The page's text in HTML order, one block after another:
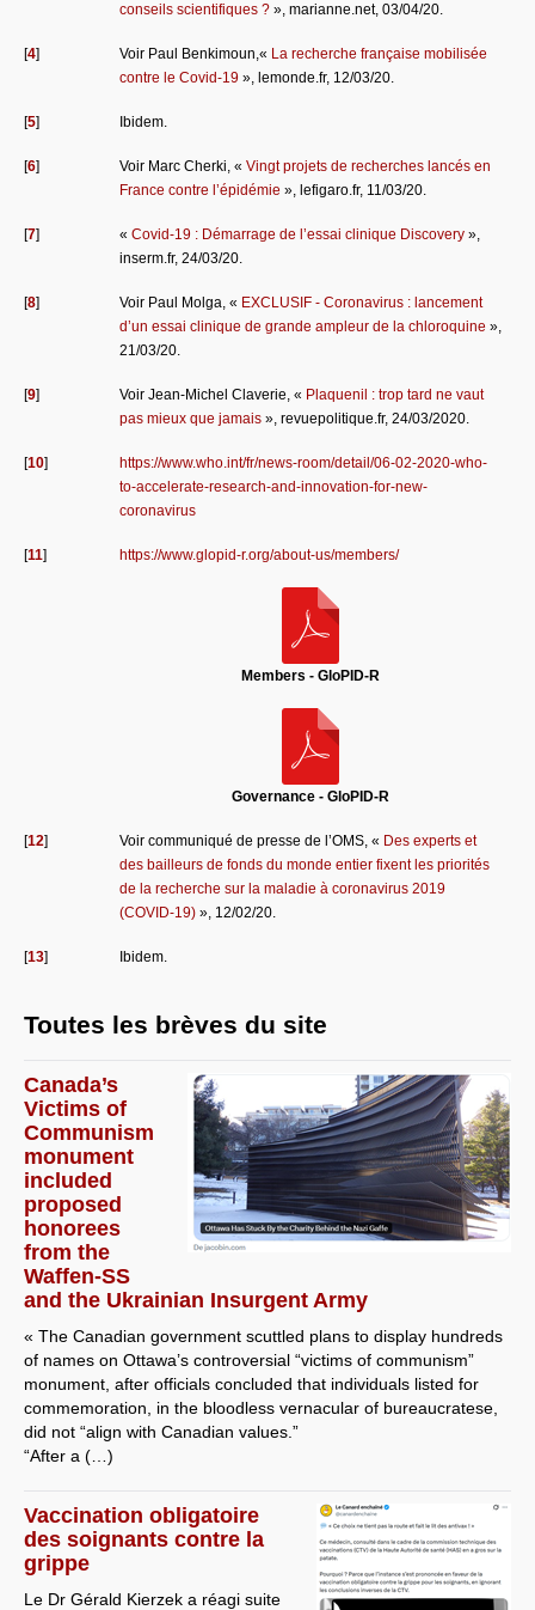
conseils scientifiques ? », marianne.net, 03/04/20.
[4] Voir Paul Benkimoun,« La recherche française mobilisée
contre le Covid-19 », lemonde.fr, 12/03/20.
[5] Ibidem.
[6] Voir Marc Cherki, « Vingt projets de recherches lancés en
France contre l’épidémie », lefigaro.fr, 11/03/20.
[7] « Covid-19 : Démarrage de l’essai clinique Discovery »,
inserm.fr, 24/03/20.
[8] Voir Paul Molga, « EXCLUSIF - Coronavirus : lancement
d’un essai clinique de grande ampleur de la chloroquine »,
21/03/20.
[9] Voir Jean-Michel Claverie, « Plaquenil : trop tard ne vaut
pas mieux que jamais », revuepolitique.fr, 24/03/2020.
[10]
https://www.who.int/fr/news-room/detail/06-02-2020-who-
to-accelerate-research-and-innovation-for-new-
coronavirus
[11] https://www.glopid-r.org/about-us/members/
Members - GloPID-R
Governance - GloPID-R
[12] Voir communiqué de presse de l’OMS, « Des experts et
des bailleurs de fonds du monde entier fixent les priorités
de la recherche sur la maladie à coronavirus 2019
(COVID-19) », 12/02/20.
[13] Ibidem.
Toutes les brèves du site
Canada’s
Victims of
Communism
monument
included
proposed
honorees
from the
Waffen-SS
and the Ukrainian Insurgent Army
« The Canadian government scuttled plans to display hundreds
of names on Ottawa’s controversial “victims of communism”
monument, after officials concluded that individuals listed for
commemoration, in the bloodless vernacular of bureaucratese,
did not “align with Canadian values.”
“After a (…)
Vaccination obligatoire
des soignants contre la
grippe
Le Dr Gérald Kierzek a réagi suite